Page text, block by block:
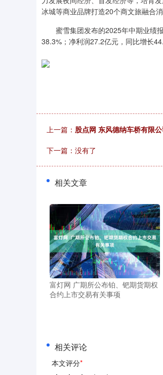
冰城等商业品牌打造20个商文旅融合消
蜜雪集团发布的2025年中期业绩报
38.3%；净利润27.2亿元，同比增长
上一篇： 股点网 东风德纳车桥有限
下一篇：没有了
相关文章
富灯网 广期所公布铂、钯期货期权
合约上市交易有关事项
相关评论
本文评分*